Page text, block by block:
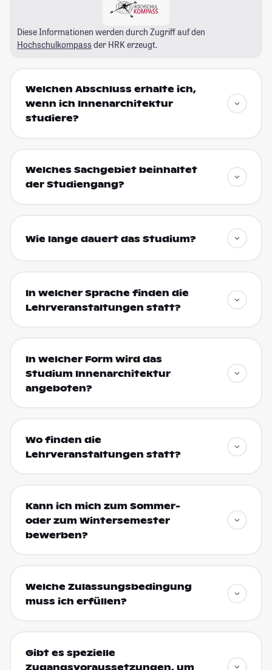
Diese Informationen werden durch Zugriff auf den
Hochschulkompass der HRK erzeugt.
Welchen Abschluss erhalte ich,
wenn ich Innenarchitektur
studiere?
Welches Sachgebiet beinhaltet
der Studiengang?
Wie lange dauert das Studium?
In welcher Sprache finden die
Lehrveranstaltungen statt?
In welcher Form wird das
Studium Innenarchitektur
angeboten?
Wo finden die
Lehrveranstaltungen statt?
Kann ich mich zum Sommer-
oder zum Wintersemester
bewerben?
Welche Zulassungsbedingung
muss ich erfüllen?
Gibt es spezielle
Zugangsvoraussetzungen, um